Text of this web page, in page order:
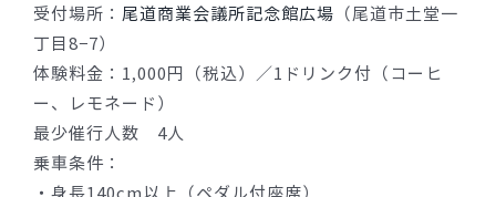
受付場所： 尾道商業会議所記念館広場 （尾道市土堂一
丁目8−7）
体験料金：1,000円（税込）／1ドリンク付（コーヒ
ー、レモネード）
最少催行人数 4人
乗車条件：
・身長140cm以上（ペダル付座席）